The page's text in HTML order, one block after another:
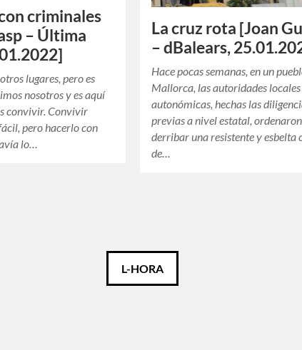
criminales
– Última
lugares, pero es
nosotros y es aquí
convivir. Convivir
pero hacerlo con
lo…
La cruz rota [Joan
– dBalears,
Hace pocas semanas, en un
Mallorca, las autoridades
autonómicas, hechas las
previas a nivel estatal, ordenaron
derribar una resistente y esbelta
de…
L-HORA